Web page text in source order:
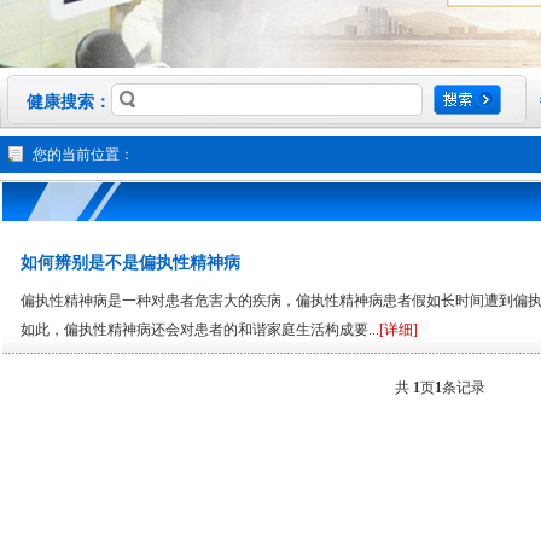
健康搜索：
您的当前位置：
如何辨别是不是偏执性精神病
偏执性精神病是一种对患者危害大的疾病，偏执性精神病患者假如长时间遭到偏
如此，偏执性精神病还会对患者的和谐家庭生活构成要...[详细]
共 1页1条记录